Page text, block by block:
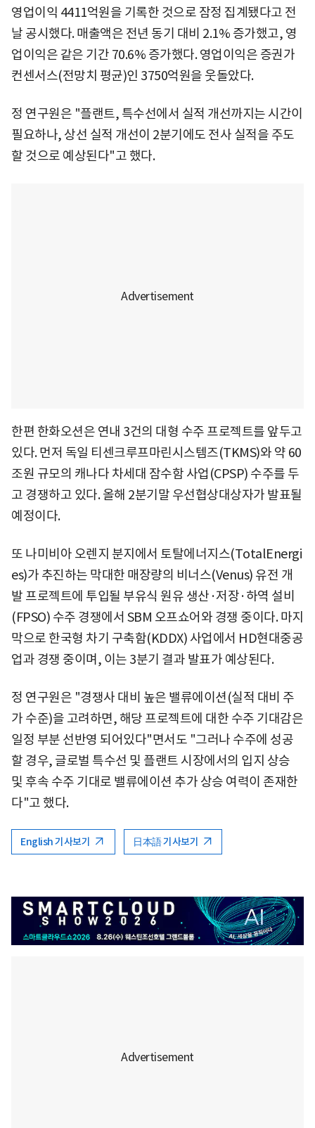
영업이익 4411억원을 기록한 것으로 잠정 집계됐다고 전
날 공시했다. 매출액은 전년 동기 대비 2.1% 증가했고, 영
업이익은 같은 기간 70.6% 증가했다. 영업이익은 증권가
컨센서스(전망치 평균)인 3750억원을 웃돌았다.
정 연구원은 "플랜트, 특수선에서 실적 개선까지는 시간이
필요하나, 상선 실적 개선이 2분기에도 전사 실적을 주도
할 것으로 예상된다"고 했다.
한편 한화오션은 연내 3건의 대형 수주 프로젝트를 앞두고
있다. 먼저 독일 티센크루프마린시스템즈(TKMS)와 약 60
조원 규모의 캐나다 차세대 잠수함 사업(CPSP) 수주를 두
고 경쟁하고 있다. 올해 2분기말 우선협상대상자가 발표될
예정이다.
또 나미비아 오렌지 분지에서 토탈에너지스(TotalEnergi
es)가 추진하는 막대한 매장량의 비너스(Venus) 유전 개
발 프로젝트에 투입될 부유식 원유 생산·저장·하역 설비
(FPSO) 수주 경쟁에서 SBM 오프쇼어와 경쟁 중이다. 마지
막으로 한국형 차기 구축함(KDDX) 사업에서 HD현대중공
업과 경쟁 중이며, 이는 3분기 결과 발표가 예상된다.
정 연구원은 "경쟁사 대비 높은 밸류에이션(실적 대비 주
가 수준)을 고려하면, 해당 프로젝트에 대한 수주 기대감은
일정 부분 선반영 되어있다"면서도 "그러나 수주에 성공
할 경우, 글로벌 특수선 및 플랜트 시장에서의 입지 상승
및 후속 수주 기대로 밸류에이션 추가 상승 여력이 존재한
다"고 했다.
English 기사보기 日本語 기사보기